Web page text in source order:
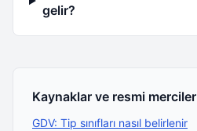
gelir?
Kaynaklar ve resmi merciler
GDV: Tip sınıfları nasıl belirlenir